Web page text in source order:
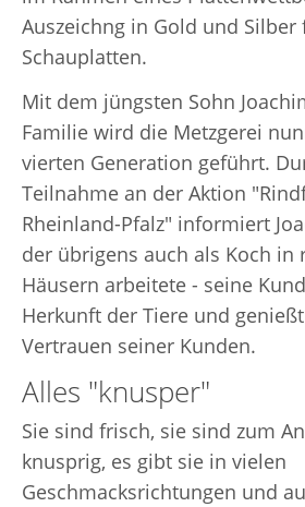
Auszeichng in Gold und
Schauplatten.
Mit dem jüngsten Sohn
Familie wird die Metzgerei
vierten Generation geführt.
Teilnahme an der Aktion
Rheinland-Pfalz" informiert
der übrigens auch als Koch in
Häusern arbeitete - seine
Herkunft der Tiere und
Vertrauen seiner Kunden.
Alles "knusper"
Sie sind frisch, sie sind zum
knusprig, es gibt sie in vielen
Geschmacksrichtungen und